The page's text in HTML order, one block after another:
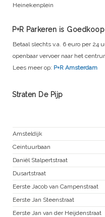
Heinekenplein
P+R Parkeren is
Betaal slechts v.a. 6 euro per 24
openbaar vervoer naar het
Lees meer op: P+R Amsterdam
Straten De Pijp
Amsteldijk
Ceintuurbaan
Daniël Stalpertstraat
Dusartstraat
Eerste Jacob van Campenstraat
Eerste Jan Steenstraat
Eerste Jan van der Heijdenstraat